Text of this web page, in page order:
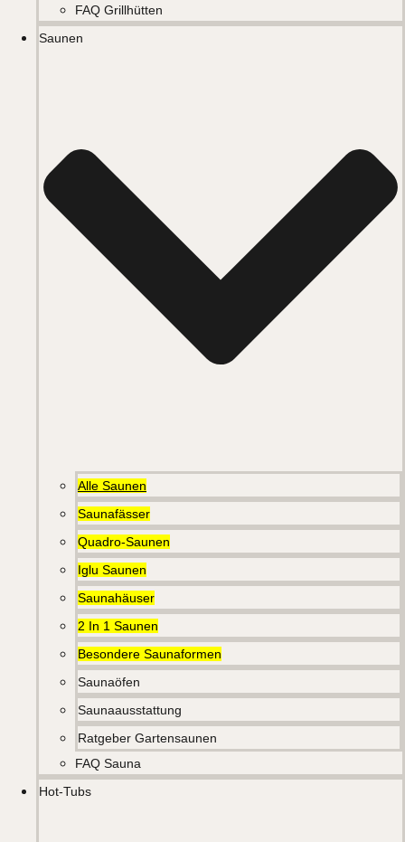
FAQ Grillhütten
Saunen
Alle Saunen
Saunafässer
Quadro-Saunen
Iglu Saunen
Saunahäuser
2 In 1 Saunen
Besondere Saunaformen
Saunaöfen
Saunaausstattung
Ratgeber Gartensaunen
FAQ Sauna
Hot-Tubs